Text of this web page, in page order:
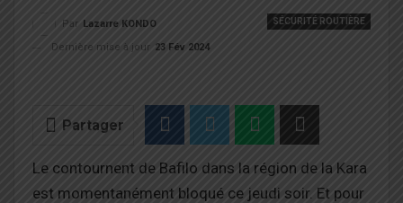
SÉCURITÉ ROUTIÈRE
Par
Lazarre KONDO
Dernière mise à jour 23 Fév 2024
Partager
Le contournent de Bafilo dans la région de la Kara
est momentanément bloqué ce jeudi soir. Et pour